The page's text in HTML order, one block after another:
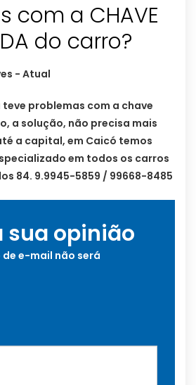
com a CHAVE
do carro?
teve problemas com a chave
a solução, não precisa mais
a capital, em Caicó temos
em todos os carros
84. 9.9945-5859 / 99668-8485
sua opinião
de e-mail não será